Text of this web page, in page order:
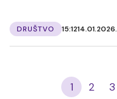
DRUŠTVO 15:1214.01.2026.
1 2 3